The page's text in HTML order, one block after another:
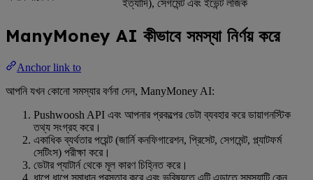
ইত্যাদি), সেগমেন্ট এবং ইভেন্ট লজিক
ManyMoney AI কীভাবে সমস্যা নির্ণয় করে
Anchor link to
আপনি যখন কোনো সমস্যার বর্ণনা দেন, ManyMoney AI:
Pushwoosh API এবং আপনার প্রকল্পের ডেটা ব্যবহার করে ডায়াগনস্টিক
তথ্য সংগ্রহ করে।
একাধিক ব্যর্থতার পয়েন্ট (জার্নি কনফিগারেশন, প্রিসেট, সেগমেন্ট, প্ল্যাটফর্ম
সেটিংস) পরীক্ষা করে।
ডেটার প্যাটার্ন থেকে মূল কারণ চিহ্নিত করে।